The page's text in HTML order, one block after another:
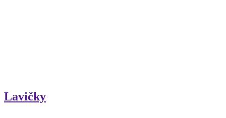
Lavičky